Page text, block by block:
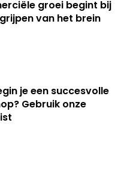
groei begint bij
van het brein
je een succesvolle
Gebruik onze